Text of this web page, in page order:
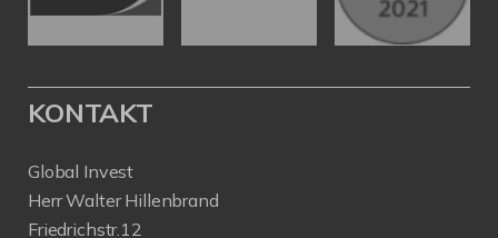
KONTAKT
Global Invest
Herr Walter Hillenbrand
Friedrichstr.12